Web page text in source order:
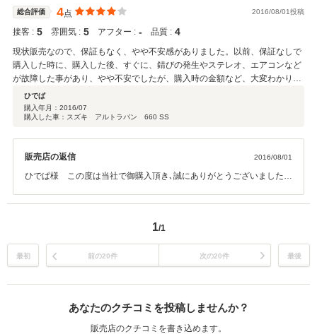
総合評価 4点 2016/08/01投稿
接客 : 5 雰囲気 : 5 アフター : ‐ 品質 : 4
現状販売なので、保証もなく、やや不安感がありました。以前、保証なしで
購入した時に、購入した後、すぐに、錆びの発生やステレオ、エアコンなど
が故障した事があり、やや不安でしたが、購入時の金額など、大変わかりや
く、会社事態の応対も安心感がありました。 なにより、営業担当の方に好感
がもてました。帰りも雨の中、お辞儀されていた事はちゃんと見えてました
よ。 購入したばかりなので、アフター等は、不明ですが、車自体も比較的に
ひでぱ
購入年月： 2016/07
購入した車：スズキ アルトラパン 660 SS
販売店の返信 2016/08/01
ひでぱ様 この度は当社で御購入頂き､誠にありがとうございました。
り綺麗にお乗りになっており、購入いただいたラパンもこれまで同様
困りの際は、お気軽に御相談下さい。今後とも､どうぞよろしくお願い
いたします。
1/1
最初 前の20件 次の20件 最後
あなたのクチコミを投稿しませんか？
販売店のクチコミを書き込めます。